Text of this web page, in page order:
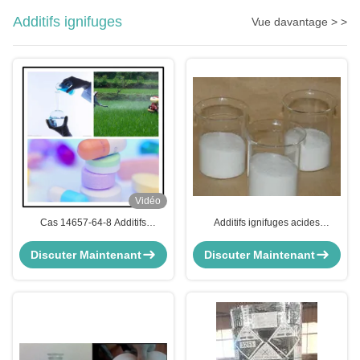
Additifs ignifuges Vue davantage > >
Vidéo
Cas 14657-64-8 Additifs
hydroxyphénylphosphinyl-
propanéique L1111liquide
Discuter Maintenant
Additifs ignifuges acides
Phenylphosphinic, Cas 61451-
78-3, C7H9O3P
Discuter Maintenant